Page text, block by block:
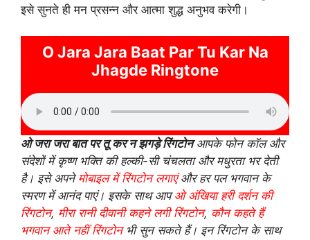
इसे सुनते ही मन प्रसन्न और आत्मा शुद्ध अनुभव करेगी।
O Jara Jara Baat Par Tu Kar Na
Jhagde Ringtone
ओ जरा जरा बात पर तू कर न झगड़े रिंगटोनआपके फोन कॉल और
संदेशों में कृष्ण भक्ति की हल्की-सी चंचलता और मधुरता भर देती
है। इसे अपनेमोबाइल में रिंगटोन लगाएंऔर हर पल भगवान के
स्मरण में आनंद पाएं। इसके साथ आपओ अंखिया हरी दर्शन की
रिंगटोन, मीरा रानी दीवानी कहने लगी रिंगटोन, कौन कहते हैं
भगवान आते नहीं रिंगटोनभी सुन सकते हैं। इन रिंगटोन के साथ